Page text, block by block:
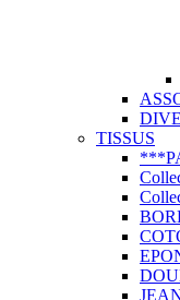
TISSUS